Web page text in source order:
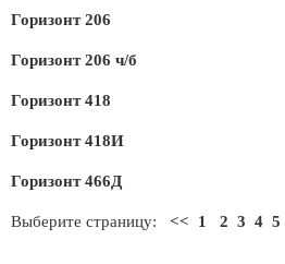
Горизонт 206
Горизонт 206 ч/б
Горизонт 418
Горизонт 418И
Горизонт 466Д
Выберите страницу: << 1 2 3 4 5